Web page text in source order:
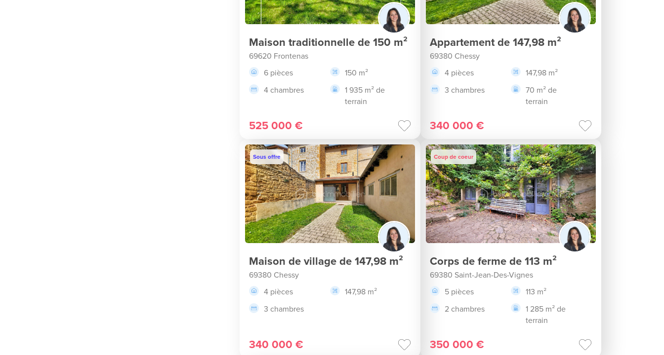
Maison traditionnelle de 150 m²
69620 Frontenas
6 pièces
150 m²
4 chambres
1 935 m² de
terrain
525 000 €
Appartement de 147,98 m²
69380 Chessy
4 pièces
147,98 m²
3 chambres
70 m² de
terrain
340 000 €
Sous offre
Maison de village de 147,98 m²
69380 Chessy
4 pièces
147,98 m²
3 chambres
340 000 €
Coup de coeur
Corps de ferme de 113 m²
69380 Saint-Jean-Des-Vignes
5 pièces
113 m²
2 chambres
1 285 m² de
terrain
350 000 €